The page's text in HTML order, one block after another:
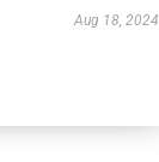
Aug 18, 2024